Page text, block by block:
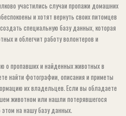
участились случаи пропажи домашних
и хотят вернуть своих питомцев
специальную базу данных, которая
и облегчит работу волонтеров и
о пропавших и найденных животных в
найти фотографии, описания и приметы
их владельцев. Если вы обладаете
животном или нашли потерявшегося
на нашу базу данных.